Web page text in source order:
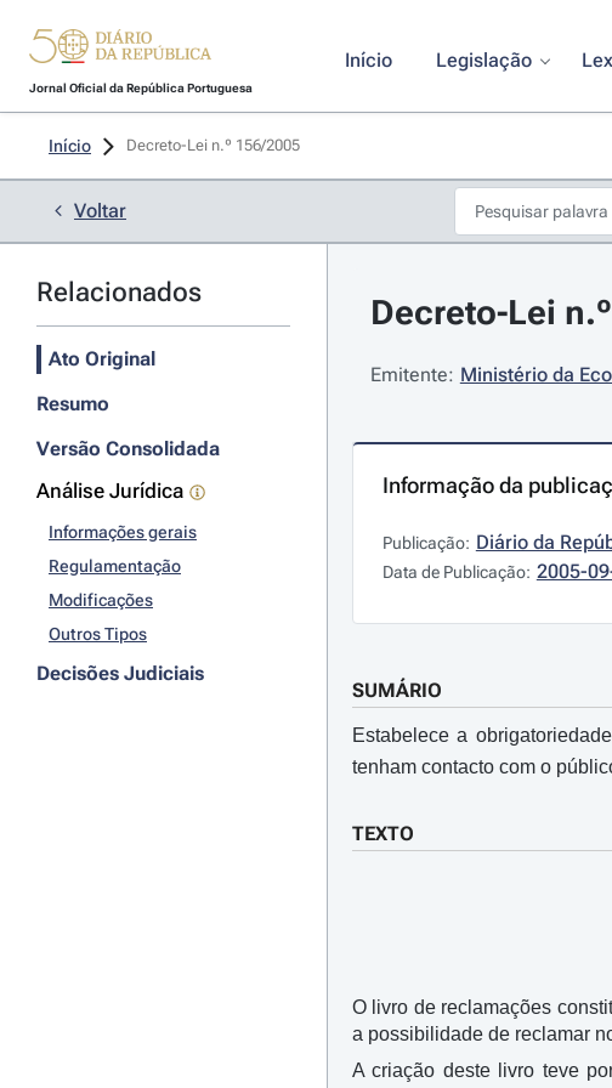
Jornal Oficial da República Portuguesa
Início Legislação
Início Decreto-Lei n.º 156/2005
Voltar
Relacionados
Ato Original
Resumo
Versão Consolidada
Análise Jurídica
Informações gerais
Regulamentação
Modificações
Outros Tipos
Decisões Judiciais
Decreto-Lei
Emitente: Ministério da
Informação da
Publicação: Diário da
Data de Publicação: 2005-
SUMÁRIO
Estabelece a
tenham contacto com o
TEXTO
O livro de reclamações
a possibilidade de reclamar
A criação deste livro teve